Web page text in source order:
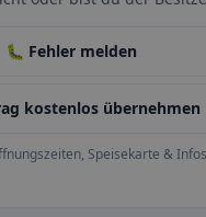
🐛 Fehler melden
kostenlos übernehmen
Speisekarte & Infos